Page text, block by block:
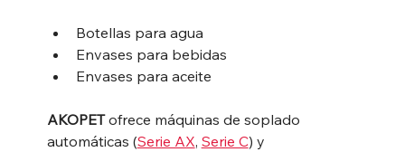
Botellas para agua
Envases para bebidas
Envases para aceite
AKOPET ofrece máquinas de soplado
automáticas (Serie AX, Serie C) y